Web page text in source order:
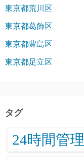
東京都荒川区
東京都葛飾区
東京都豊島区
東京都足立区
タグ
24時間管理